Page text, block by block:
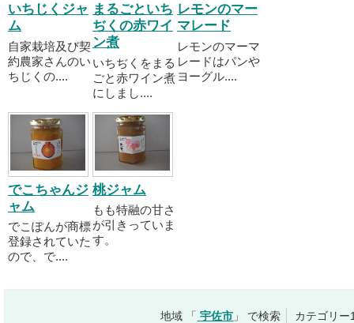
いちじくジャ
ム
自家栽培及び契
約農家さんのい
ちじくの....
まるごといち
ぢくの赤ワイ
ン煮
いちぢくをまる
ごと赤ワイン煮
にしまし....
レモンのマー
マレード
レモンのマーマ
レードはパンや
ヨーグル....
でこちゃんジ
ャム
でこぽんが商標
登録されていた
ので、で....
桃ジャム
もも特融の甘さ
が引きっていま
す。
地域 「 宇佐市 」 で検索 カテゴリー